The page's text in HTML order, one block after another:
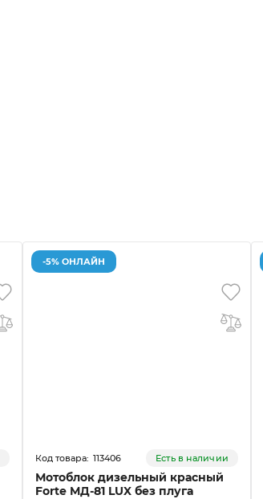
-5% ОНЛАЙН
113406 Есть в наличии
Мотоблок дизельный красный
Forte МД-81 LUX без плуга